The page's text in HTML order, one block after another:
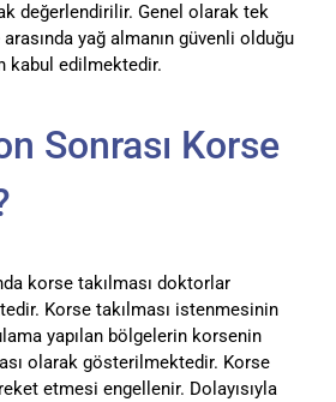
değerlendirilir. Genel olarak tek
yağ almanın güvenli olduğu
kabul edilmektedir.
Sonrası Korse
korse takılması doktorlar
Korse takılması istenmesinin
yapılan bölgelerin korsenin
olarak gösterilmektedir. Korse
etmesi engellenir. Dolayısıyla